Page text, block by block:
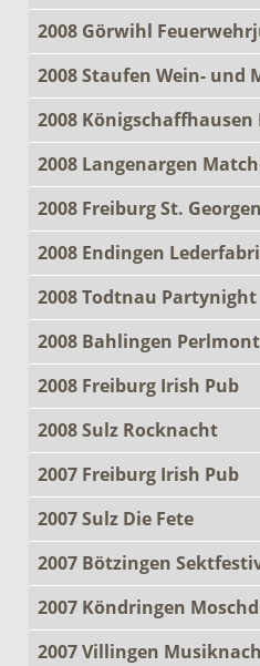
2008 Görwihl
2008 Staufen Wein- und
2008
2008 Langenargen
2008 Freiburg St.
2008 Endingen
2008 Todtnau Partynight
2008 Bahlingen
2008 Freiburg Irish Pub
2008 Sulz Rocknacht
2007 Freiburg Irish Pub
2007 Sulz Die Fete
2007 Bötzingen
2007 Köndringen
2007 Villingen